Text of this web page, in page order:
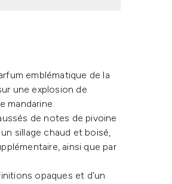
emblématique de la
une explosion de
mandarine.
de notes de pivoine
sillage chaud et boisé,
ainsi que par
opaques et d'un